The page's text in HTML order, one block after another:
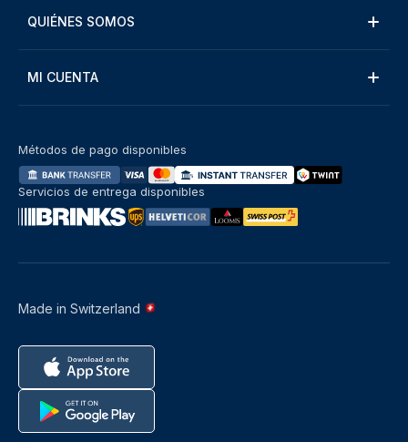
QUIÉNES SOMOS
MI CUENTA
Made in Switzerland
Métodos de pago disponibles
Servicios de entrega disponibles